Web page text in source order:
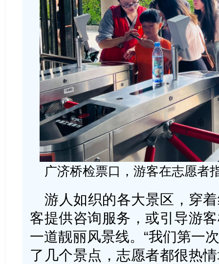
广济桥检票口，游客在志愿者
游人如织的各大景区，穿
客提供咨询服务，或引导游
一道靓丽风景线。“我们第一
了几个景点，志愿者都很热